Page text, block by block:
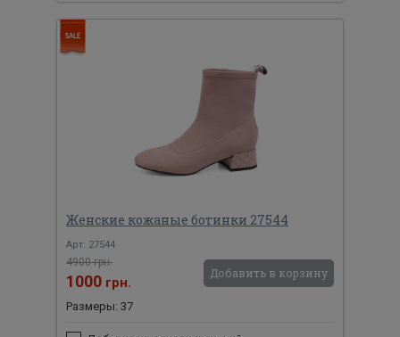
Женские кожаные ботинки 27544
Арт: 27544
4900 грн.
1000 грн.
Добавить в корзину
Размеры: 37